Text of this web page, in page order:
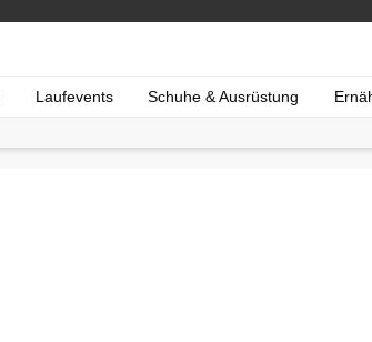
Laufevents Schuhe & Ausrüstung